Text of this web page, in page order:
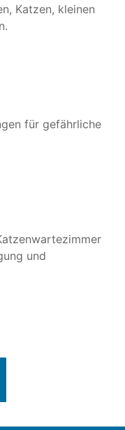
Katzen, kleinen
für gefährliche
und